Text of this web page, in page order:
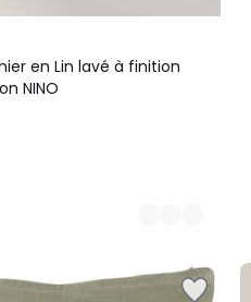
en Lin lavé à finition
NINO